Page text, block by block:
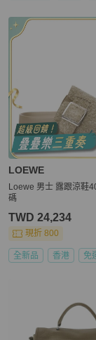
LOEWE
Loewe 男士 露跟涼鞋
碼
TWD 24,234
現折 800
全新品 香港 免